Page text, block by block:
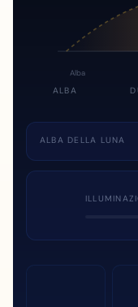
Alba
ALBA
ALBA DELLA LUNA